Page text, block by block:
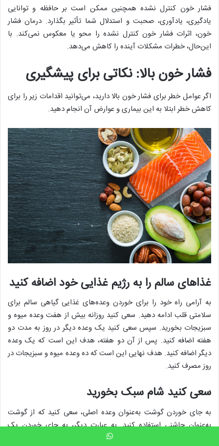
فشار خون کنترل نشده همچنین ممکن است بر حافظه و توانایی
یادگیری، یادآوری، صحبت و استدلال شما تأثیر بگذارد. درمان فشار
خون، اثرات فشار خون کنترل نشده را محو یا معکوس نمی‌کند. با
این‌حال، خطرات مشکلات آینده را کاهش می‌دهد.
فشار خون بالا: نکاتی برای پیشگیری
اگر عوامل خطر برای فشار خون بالا دارید، می‌توانید اقدامات زیر را برای
کاهش خطر ابتلا به این بیماری و عوارض آن انجام دهید.
غذاهای سالم را به رژیم غذایی خود اضافه کنید
به آرامی راه خود را برای خوردن وعده‌های غذایی گیاهی سالم برای
سلامتی قلب ادامه دهید. سعی کنید روزانه بیش از هفت وعده میوه و
سبزیجات بخورید. سپس سعی کنید یک وعده دیگر در روز به مدت دو
هفته اضافه کنید. پس از آن دو هفته، هدف این است که یک وعده
دیگر اضافه کنید. هدف نهایی این است که ده وعده میوه و سبزیجات در
روز مصرف کنید.
سعی کنید شام سبک بخورید
به جای خوردن گوشت به‌عنوان وعده اصلی، سعی کنید که از گوشت
به‌عنوان چاشنی استفاده کنید. به عبارت دیگر، به جای خوردن یک
استیک با یک سالاد جانبی، یک ظرف سالاد بزرگ‌تر بخورید و قسمت